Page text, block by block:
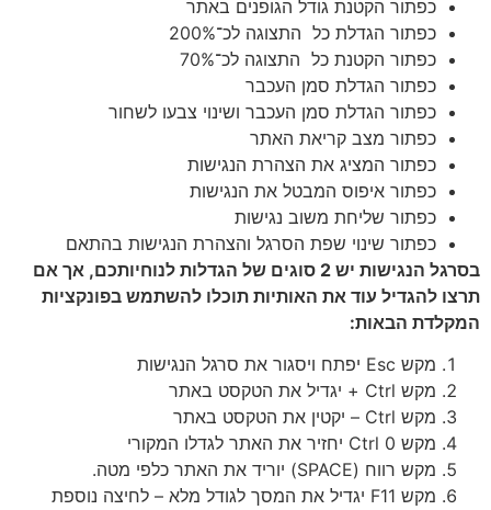
כפתור הקטנת גודל הגופנים באתר
כפתור הגדלת כל התצוגה לכ־200%
כפתור הקטנת כל התצוגה לכ־70%
כפתור הגדלת סמן העכבר
כפתור הגדלת סמן העכבר ושינוי צבעו לשחור
כפתור מצב קריאת האתר
כפתור המציג את הצהרת הנגישות
כפתור איפוס המבטל את הנגישות
כפתור שליחת משוב נגישות
כפתור שינוי שפת הסרגל והצהרת הנגישות בהתאם
בסרגל הנגישות יש 2 סוגים של הגדלות לנוחיותכם, אך אם
תרצו להגדיל עוד את האותיות תוכלו להשתמש בפונקציות
המקלדת הבאות:
מקש Esc יפתח ויסגור את סרגל הנגישות
מקש Ctrl + יגדיל את הטקסט באתר
מקש Ctrl – יקטין את הטקסט באתר
מקש Ctrl 0 יחזיר את האתר לגדלו המקורי
מקש רווח (SPACE) יוריד את האתר כלפי מטה.
מקש F11 יגדיל את המסך לגודל מלא – לחיצה נוספת